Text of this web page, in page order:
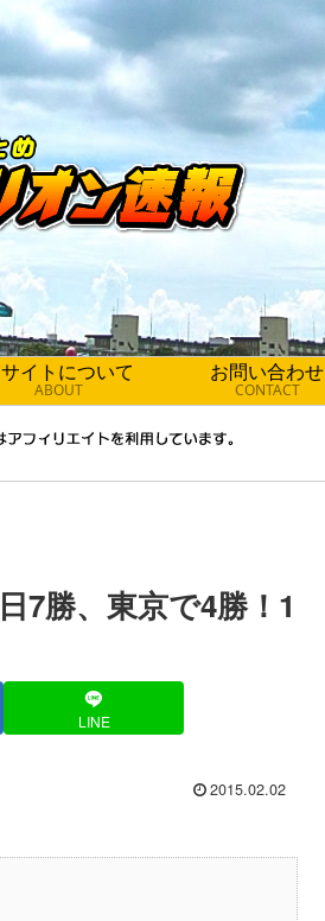
イトについて
ABOUT
お問い合わせ
CONTACT
7勝、東京で4勝！1
LINE
2015.02.02